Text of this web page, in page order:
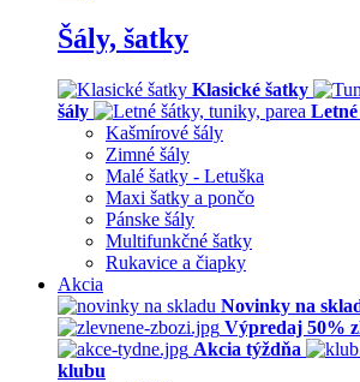
Šály, šatky
Klasické šatky
šály
Kašmírové šály
Zimné šály
Malé šatky - Letuška
Maxi šatky a pončo
Pánske šály
Multifunkčné šatky
Rukavice a čiapky
Akcia
Novinky na
Výpredaj 50%
Akcia týždňa
klubu